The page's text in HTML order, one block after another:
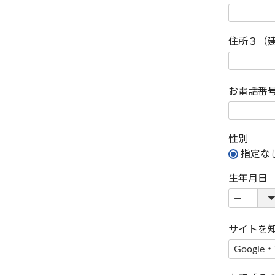
住所３（
お電話番
性別
指定な
生年月日
サイトを